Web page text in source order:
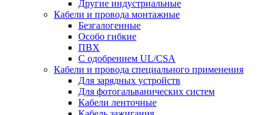
Другие индустриальные
Кабели и провода монтажные
Безгалогенные
Особо гибкие
ПВХ
С одобрением UL/CSA
Кабели и провода специального применения
Для зарядных устройств
Для фотогальванических систем
Кабели ленточные